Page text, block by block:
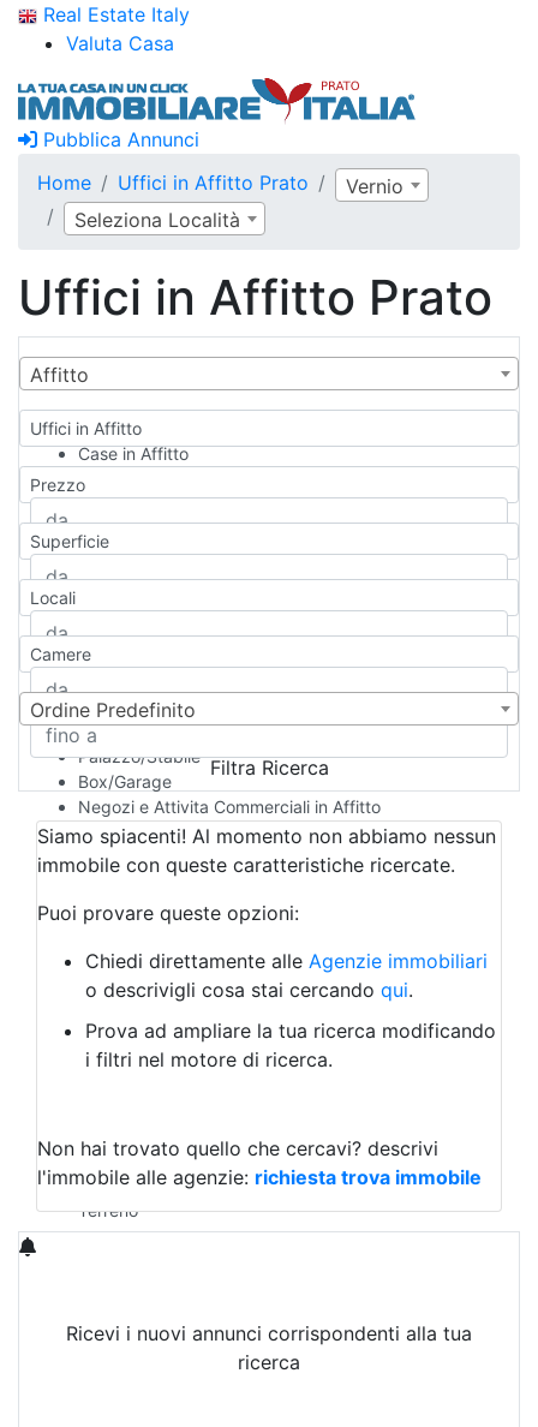
Real Estate Italy
Valuta Casa
Pubblica Annunci
Home
Uffici in Affitto Prato
Vernio
Seleziona Località
Uffici in Affitto Prato
Affitto
Uffici in Affitto
Case in Affitto
Qualsiasi
Appartamento
Casa indipendente
Casa Semi-indipendente
Attico/Mansarda
Rustico/Casale
Camera d'Albergo
Multiproprietà
Palazzo/Stabile
Box/Garage
Negozi e Attivita Commerciali in Affitto
Qualsiasi
Attività/Licenza Commerciale
Azienda Agricola
Bar/Ristorante
Albergo
Laboratorio Artigianale
Negozio/locale commerciale
Agriturismo
Magazzini
Qualsiasi
Terreno edificabile
Terreno
Prezzo
Superficie
Locali
Camere
Ordine Predefinito
Filtra Ricerca
Siamo spiacenti! Al momento non abbiamo nessun
immobile con queste caratteristiche ricercate.
Puoi provare queste opzioni:
Chiedi direttamente alle Agenzie immobiliari
o descrivigli cosa stai cercando qui.
Prova ad ampliare la tua ricerca modificando
i filtri nel motore di ricerca.
Non hai trovato quello che cercavi? descrivi
l'immobile alle agenzie: richiesta trova immobile
Ricevi i nuovi annunci corrispondenti alla tua
ricerca